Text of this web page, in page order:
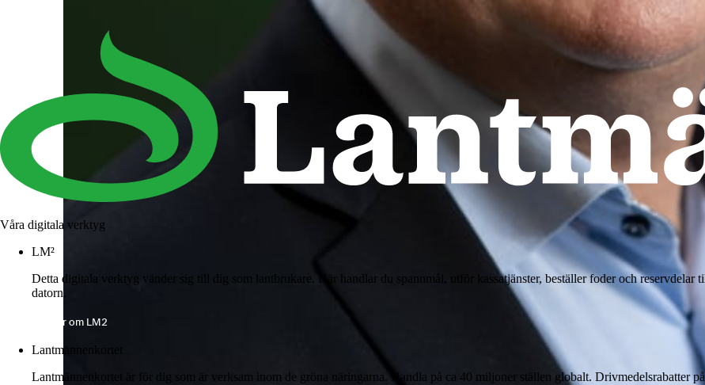
Våra digitala verktyg
LM²
Detta digitala verktyg vänder sig till dig som lantbrukare. Här handlar du spannmål, utför kassatjänster, beställer foder och
datorn.
Mer om LM2
Lantmännenkortet
Lantmännenkortet är för dig som är verksam inom de gröna näringarna. Handla på ca 40 miljoner ställen globalt. Drivmedelsrabatter